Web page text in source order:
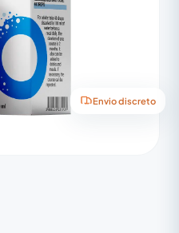
Envio discreto